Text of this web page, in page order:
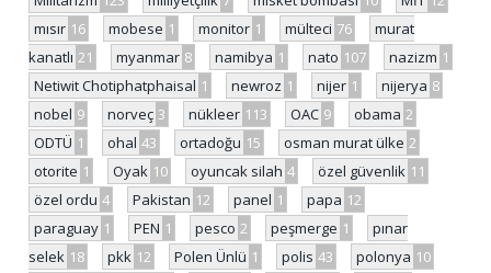
mısır 16 mobese 1 monitor 1 mülteci 76
murat
kanatlı 21 myanmar 8 namibya 1 nato 107 nazizm 1
Netiwit Chotiphatphaisal 1 newroz 1 nijer 1 nijerya 8
nobel 9 norveç 3 nükleer 113 OAC 9 obama 2
ODTÜ 1 ohal 43 ortadoğu 15 osman murat ülke 2
otorite 1 Oyak 10 oyuncak silah 4 özel güvenlik 11
özel ordu 4 Pakistan 12 panel 1 papa 12
paraguay 1 PEN 1 pesco 2 peşmerge 1
pınar
selek 18 pkk 12 Polen Ünlü 1 polis 43 polonya 10